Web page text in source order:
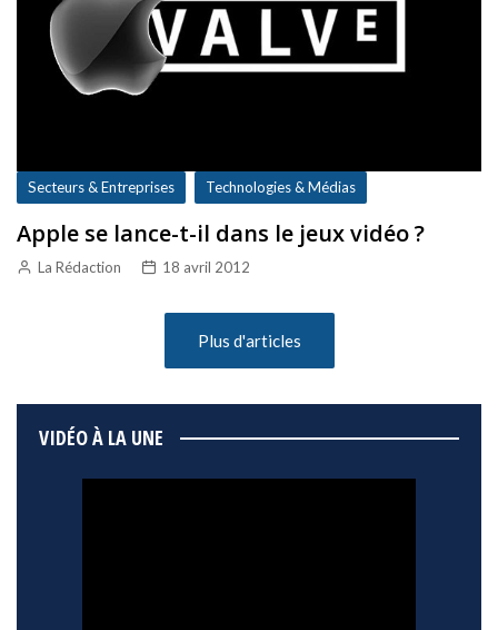
Secteurs & Entreprises Technologies & Médias
Apple se lance-t-il dans le jeux vidéo ?
La Rédaction 18 avril 2012
Plus d'articles
VIDÉO À LA UNE